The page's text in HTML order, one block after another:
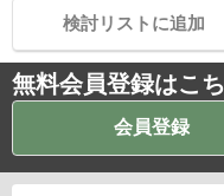
検討リストに追加
無料会員登録はこ
会員登録